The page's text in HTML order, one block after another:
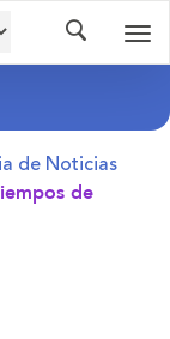
de Noticias
de